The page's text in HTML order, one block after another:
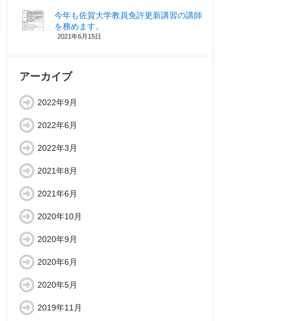
今年も佐賀大学教員免許更新講習の講師
を務めます。
2021年6月15日
アーカイブ
2022年9月
2022年6月
2022年3月
2021年8月
2021年6月
2020年10月
2020年9月
2020年6月
2020年5月
2019年11月